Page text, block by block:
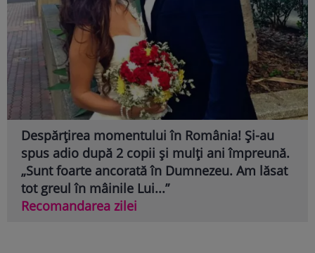
Despărțirea momentului în România! Și-au
spus adio după 2 copii și mulți ani împreună.
„Sunt foarte ancorată în Dumnezeu. Am lăsat
tot greul în mâinile Lui...”
Recomandarea zilei